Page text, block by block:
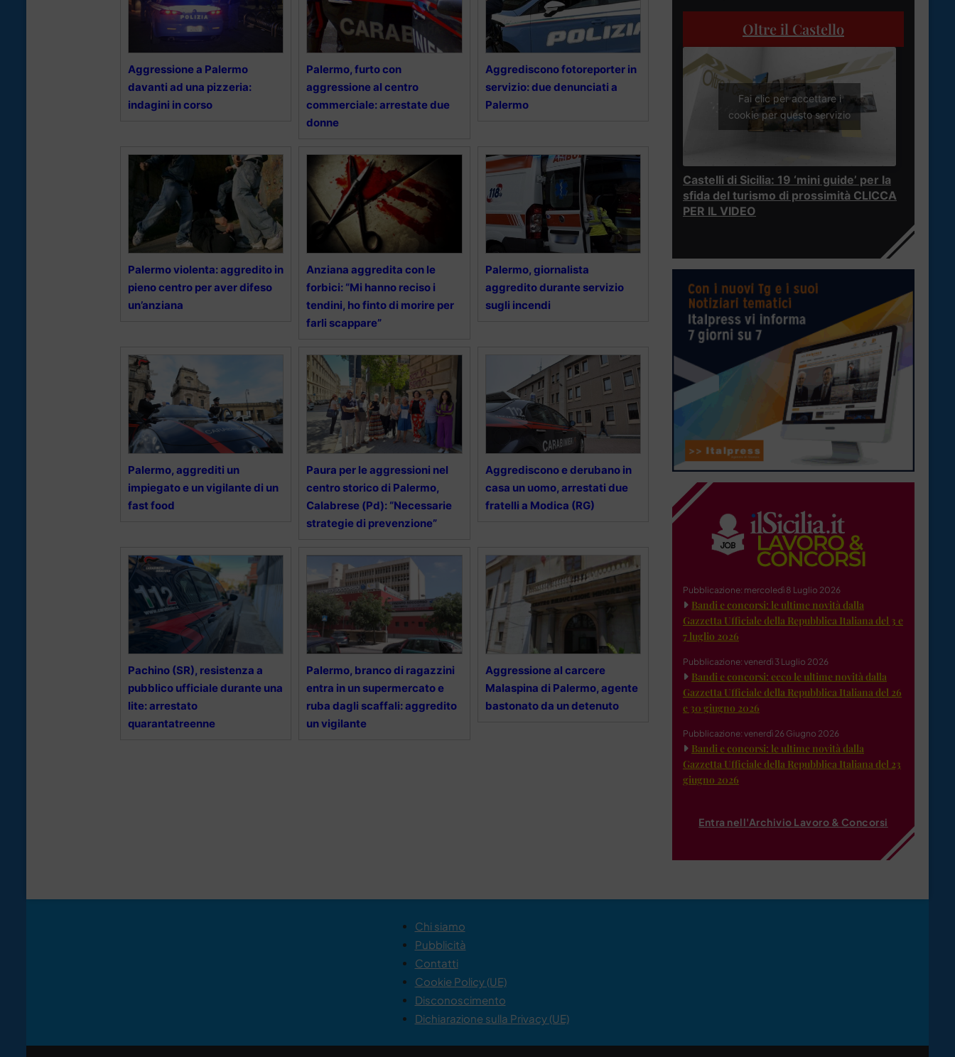
Aggressione a Palermo
davanti ad una pizzeria:
indagini in corso
Palermo, furto con
aggressione al centro
commerciale: arrestate due
donne
Aggrediscono fotoreporter in
servizio: due denunciati a
Palermo
Palermo violenta: aggredito in
pieno centro per aver difeso
un’anziana
Anziana aggredita con le
forbici: “Mi hanno reciso i
tendini, ho finto di morire per
farli scappare”
Palermo, giornalista
aggredito durante servizio
sugli incendi
Palermo, aggrediti un
impiegato e un vigilante di un
fast food
Paura per le aggressioni nel
centro storico di Palermo,
Calabrese (Pd): “Necessarie
strategie di prevenzione”
Aggrediscono e derubano in
casa un uomo, arrestati due
fratelli a Modica (RG)
Pachino (SR), resistenza a
pubblico ufficiale durante una
lite: arrestato
quarantatreenne
Palermo, branco di ragazzini
entra in un supermercato e
ruba dagli scaffali: aggredito
un vigilante
Aggressione al carcere
Malaspina di Palermo, agente
bastonato da un detenuto
Oltre il Castello
Fai clic per accettare i
cookie per questo servizio
Castelli di Sicilia: 19 ‘mini guide’ per la
sfida del turismo di prossimità CLICCA
PER IL VIDEO
Pubblicazione: mercoledì 8 Luglio 2026
Bandi e concorsi: le ultime novità dalla
Gazzetta Ufficiale della Repubblica Italiana del 3 e
7 luglio 2026
Pubblicazione: venerdì 3 Luglio 2026
Bandi e concorsi: ecco le ultime novità dalla
Gazzetta Ufficiale della Repubblica Italiana del 26
e 30 giugno 2026
Pubblicazione: venerdì 26 Giugno 2026
Bandi e concorsi: le ultime novità dalla
Gazzetta Ufficiale della Repubblica Italiana del 23
giugno 2026
Entra nell'Archivio Lavoro & Concorsi
Chi siamo
Pubblicità
Contatti
Cookie Policy (UE)
Disconoscimento
Dichiarazione sulla Privacy (UE)